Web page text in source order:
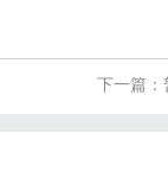
下一篇：